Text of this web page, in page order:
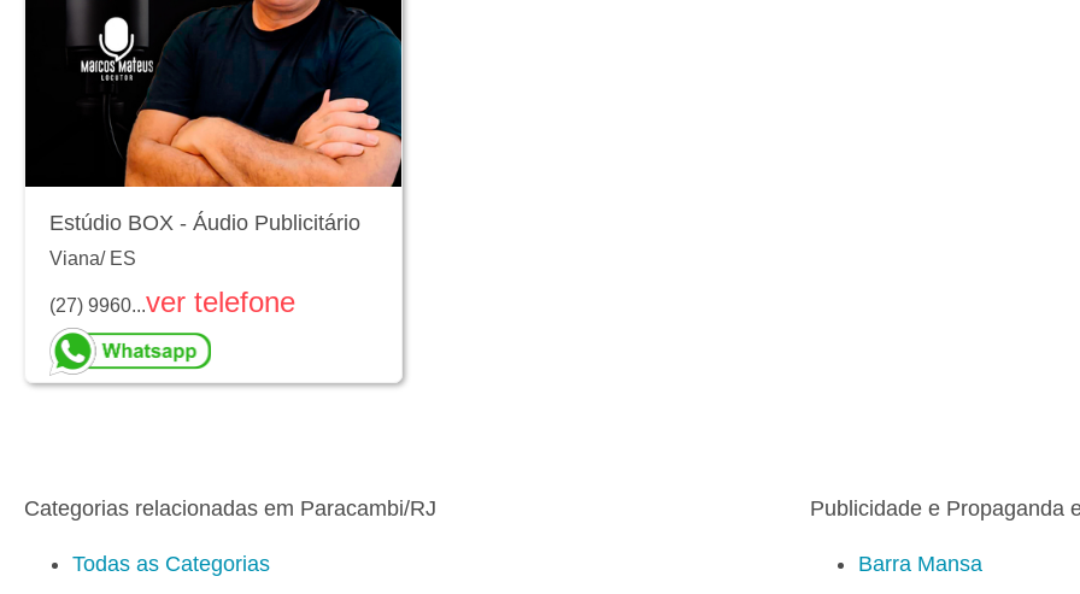
Estúdio BOX - Áudio Publicitário
Viana/ ES
(27) 9960...ver telefone
Categorias relacionadas em Paracambi/RJ
Todas as Categorias
Publicidade e Propaganda
Barra Mansa